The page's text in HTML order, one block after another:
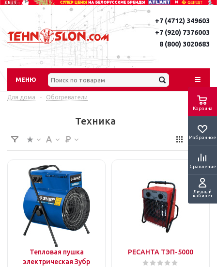
Корзина
Избранное
Сравнение
Личный
кабинет
+7 (4712) 349603
+7 (920) 7376003
8 (800) 3020683
МЕНЮ
Для дома - Обогреватели
Техника
Тепловая пушка
электрическая Зубр
РЕСАНТА ТЭП-5000